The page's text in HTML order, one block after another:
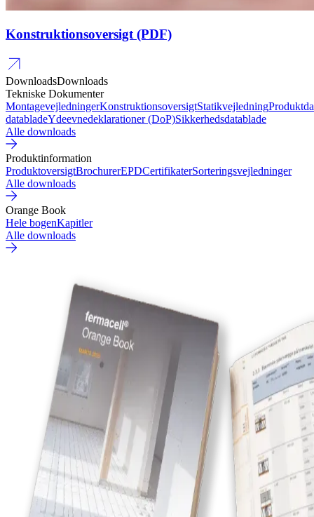
Konstruktionsoversigt (PDF)
DownloadsDownloads
Tekniske Dokumenter
MontagevejledningerKonstruktionsoversigtStatikvejledning
databladeYdeevnedeklarationer (DoP)Sikkerhedsdatablade
Alle downloads
Produktinformation
ProduktoversigtBrochurerEPDCertifikaterSorteringsvejledninger
Alle downloads
Orange Book
Hele bogenKapitler
Alle downloads